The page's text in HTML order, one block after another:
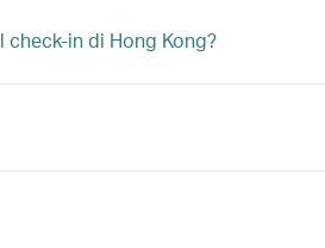
in di Hong Kong?